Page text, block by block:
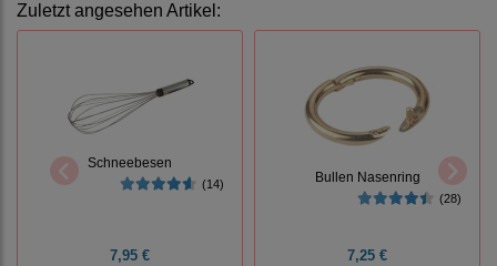
Zuletzt angesehen Artikel:
Schneebesen
(14)
7,95 €
Bullen Nasenring
(28)
7,25 €